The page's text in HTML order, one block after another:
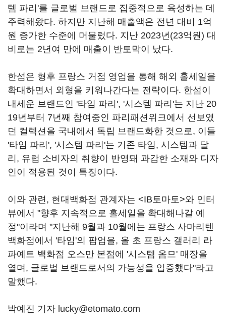
템 파리'를 글로벌 브랜드로 집중적으로 육성하는 데
주력해왔다. 하지만 지난해 매출액은 전년 대비 1억
원 증가한 수준에 머물렀다. 지난 2023년(23억원) 대
비로는 2년여 만에 매출이 반토막이 났다.
한섬은 형후 프랑스 거점 영업을 통해 해외 홀세일을
확대하면서 외형을 키워나간다는 전략이다. 한섬이
내세운 브랜드인 '타임 파리', '시스템 파리'는 지난 20
19년부터 7년째 참여중인 파리패션위크에서 선보였
던 컬렉션을 국내에서 독립 브랜드화한 것으로, 이들
'타임 파리', '시스템 파리'는 기존 타임, 시스템과 달
리, 유럽 소비자의 취향이 반영돼 과감한 소재와 디자
인이 적용된 것이 특징이다.
이와 관련, 현대백화점 관계자는 <IB토마토>와 인터
뷰에서 "향후 지속적으로 홀세일을 확대해나갈 예
정"이라며 "지난해 9월과 10월에는 프랑스 사마리텐
백화점에서 '타임'의 팝업을, 올 초 프랑스 갤러리 라
파예트 백화점 오스만 본점에 '시스템 옴므' 매장을
열며, 글로벌 브랜드로서의 가능성을 입증했다"라고
말했다.
박예진 기자 lucky@etomato.com